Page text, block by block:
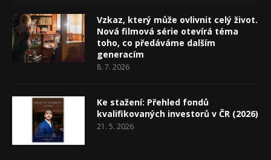
Vzkaz, který může ovlivnit celý život.
Nová filmová série otevírá téma
toho, co předáváme dalším
generacím
8. 7. 2026
Ke stažení: Přehled fondů
kvalifikovaných investorů v ČR (2026)
21. 5. 2026